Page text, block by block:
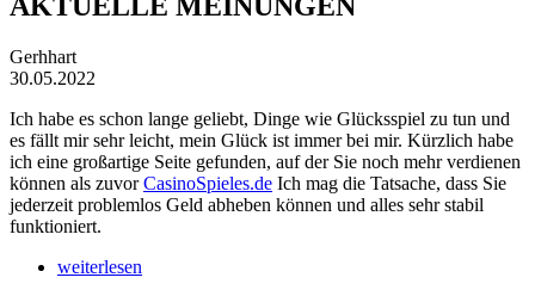
Gerhhart
30.05.2022
Ich habe es schon lange geliebt, Dinge wie Glücksspiel zu tun und
es fällt mir sehr leicht, mein Glück ist immer bei mir. Kürzlich habe
ich eine großartige Seite gefunden, auf der Sie noch mehr verdienen
können als zuvorCasinoSpieles.de Ich mag die Tatsache, dass Sie
jederzeit problemlos Geld abheben können und alles sehr stabil
funktioniert.
weiterlesen